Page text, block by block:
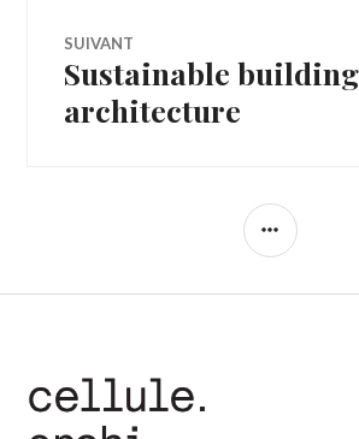
SUIVANT
Article
Suivant:
Sustainable
architecture